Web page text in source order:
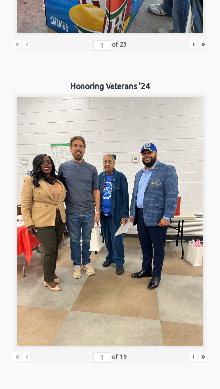
« ‹ of 23 › »
Honoring Veterans '24
« ‹ of 19 › »